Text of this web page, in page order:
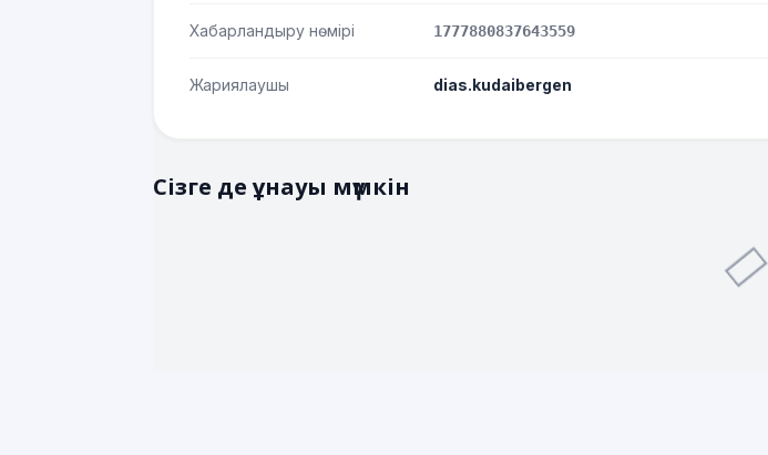
Хабарландыру нөмірі 1777880837643559
Жариялаушы dias.kudaibergen
Сізге де ұнауы мүмкін